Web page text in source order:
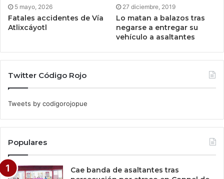
5 mayo, 2026
Fatales accidentes de Vía
Atlixcáyotl
27 diciembre, 2019
Lo matan a balazos tras
negarse a entregar su
vehículo a asaltantes
Twitter Código Rojo
Tweets by codigorojopue
Populares
Cae banda de asaltantes tras